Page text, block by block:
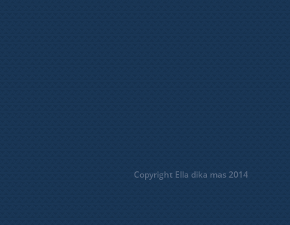
Copyright Ella dika mas 2014